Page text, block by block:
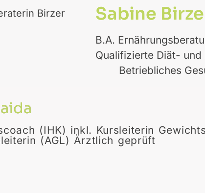
Sabine
B.A.
Qualifizierte
Betriebliches
(IHK) inkl. Kursleiterin
(AGL) Ärztlich geprüft